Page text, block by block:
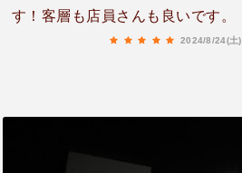
す！客層も店員さんも良いです。
2024/8/24(土)